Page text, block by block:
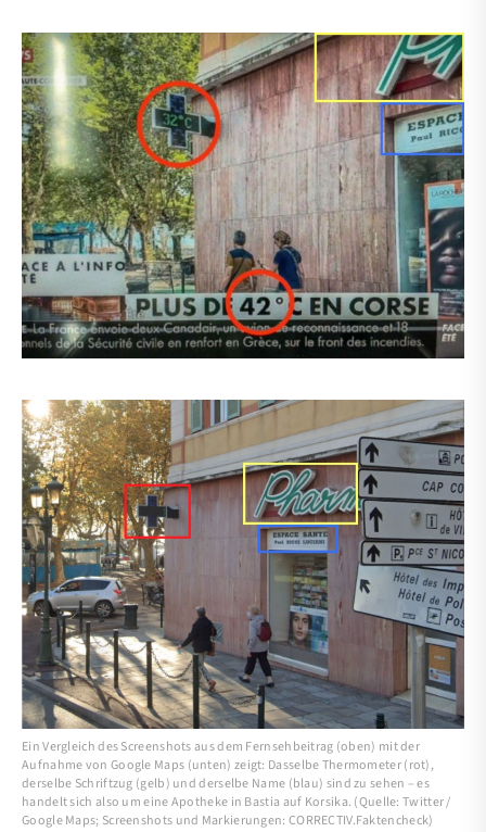
Ein Vergleich des Screenshots aus dem Fernsehbeitrag (oben) mit der
Aufnahme von Google Maps (unten) zeigt: Dasselbe Thermometer (rot),
derselbe Schriftzug (gelb) und derselbe Name (blau) sind zu sehen – es
handelt sich also um eine Apotheke in Bastia auf Korsika. (Quelle: Twitter /
Google Maps; Screenshots und Markierungen: CORRECTIV.Faktencheck)